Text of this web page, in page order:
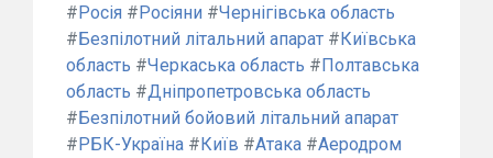
#Росія #Росіяни #Чернігівська область
#Безпілотний літальний апарат #Київська
область #Черкаська область #Полтавська
область #Дніпропетровська область
#Безпілотний бойовий літальний апарат
#РБК-Україна #Київ #Атака #Аеродром